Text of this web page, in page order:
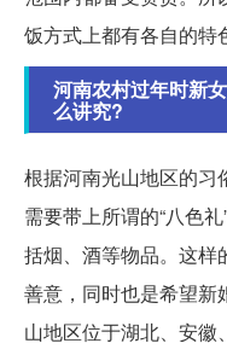
饭方式上都有各自的特
河南农村过年时新
么讲究?
根据河南光山地区的习
需要带上所谓的“八色
括烟、酒等物品。这样
善意，同时也是希望新
山地区位于湖北、安徽